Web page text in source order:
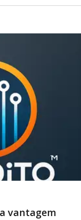
vantagem